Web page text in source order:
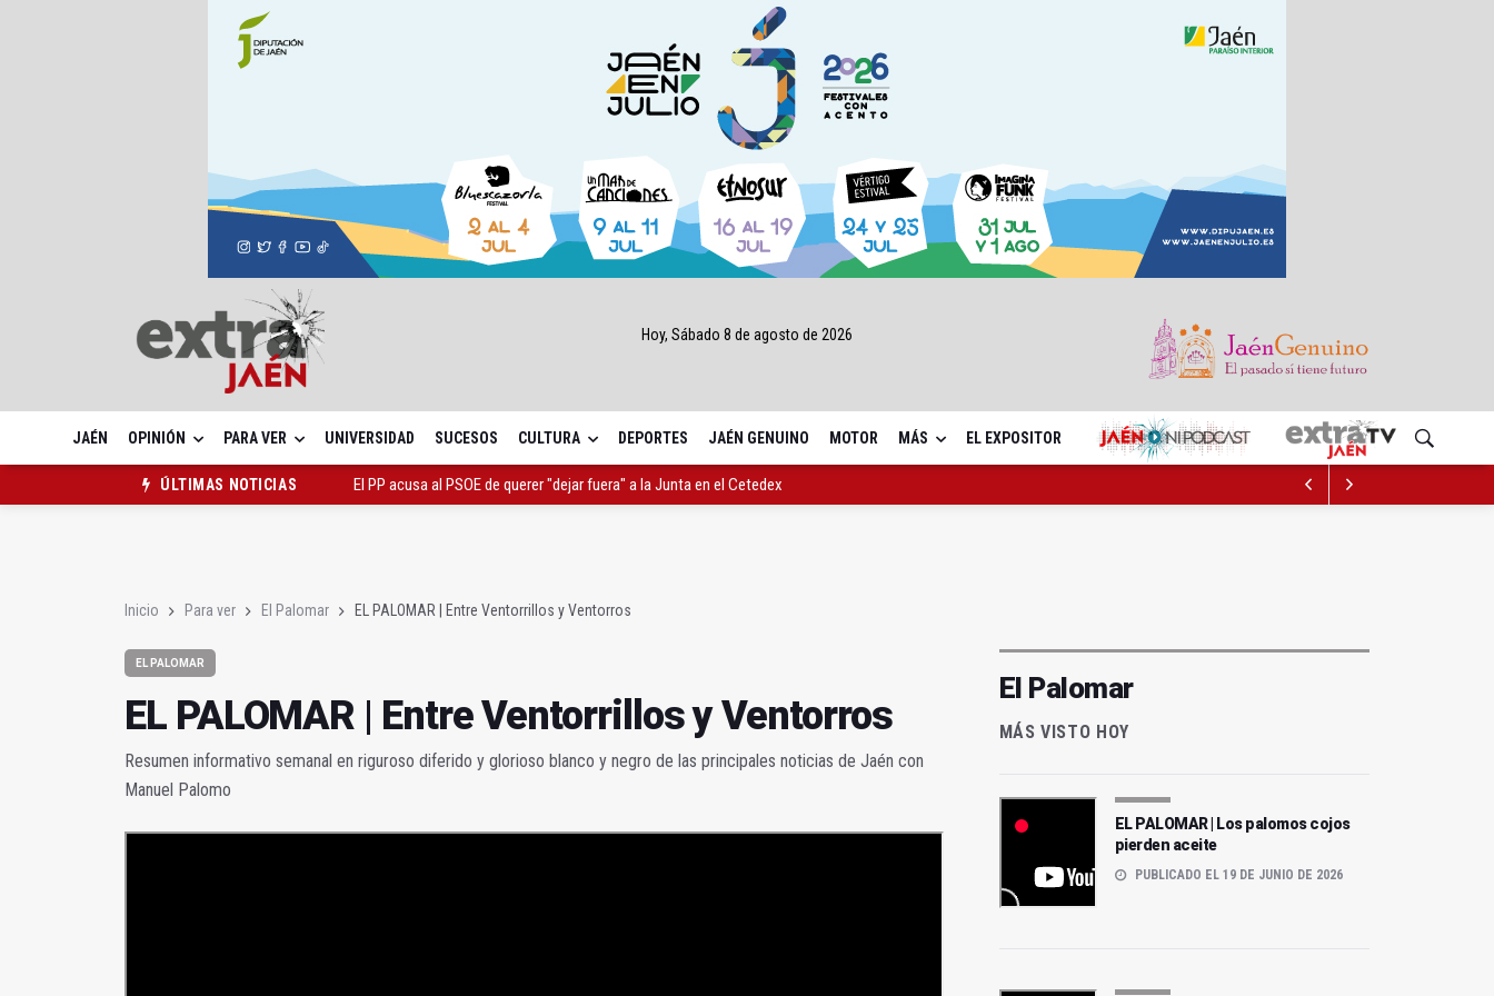
Hoy, Sábado 8 de agosto de 2026
JAÉN OPINIÓN PARA VER UNIVERSIDAD SUCESOS CULTURA DEPORTES JAÉN GENUINO MOTOR MÁS EL EXPOSITOR
ÚLTIMAS NOTICIAS
Denuncian que Cazorla se queda con solo dos bomberos por turno
Inicio Para ver El Palomar EL PALOMAR | Entre Ventorrillos y Ventorros
EL PALOMAR
EL PALOMAR | Entre Ventorrillos y Ventorros
Resumen informativo semanal en riguroso diferido y glorioso blanco y negro de las principales noticias de Jaén con
Manuel Palomo
El Palomar
MÁS VISTO HOY
EL PALOMAR | Los palomos cojos
pierden aceite
PUBLICADO EL 19 DE JUNIO DE 2026